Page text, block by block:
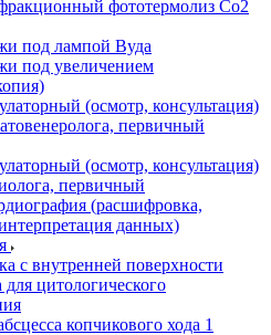
фототермолиз Со2
под лампой Вуда
под увеличением
(осмотр, консультация)
первичный
(осмотр, консультация)
первичный
(расшифровка,
данных)
с внутренней поверхности
цитологического
копчикового хода 1